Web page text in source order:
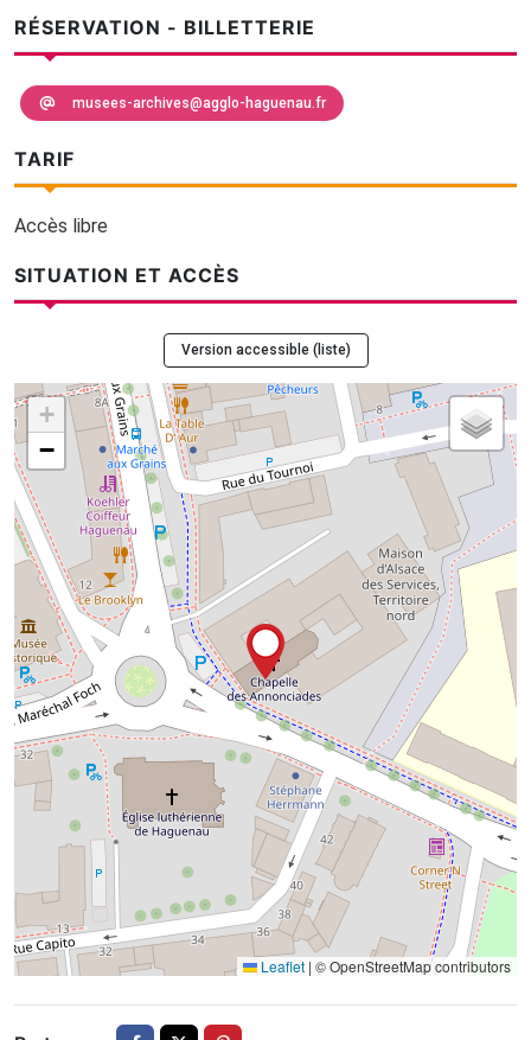
RÉSERVATION - BILLETTERIE
musees-archives@agglo-haguenau.fr
TARIF
Accès libre
SITUATION ET ACCÈS
Version accessible (liste)
+
−
Leaflet | © OpenStreetMap contributors